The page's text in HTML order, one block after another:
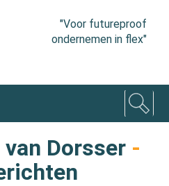
"Voor futureproof
ondernemen in flex"
Dorsser -